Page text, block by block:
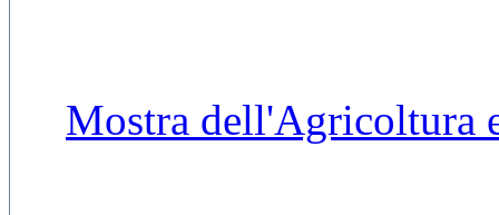
Mostra dell'Agricoltura